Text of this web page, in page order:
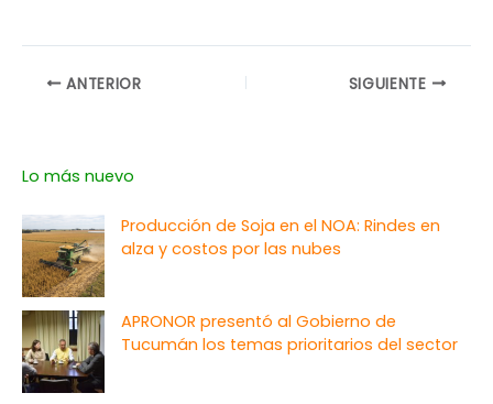
ANTERIOR SIGUIENTE
Lo más nuevo
Producción de Soja en el NOA: Rindes en
alza y costos por las nubes
APRONOR presentó al Gobierno de
Tucumán los temas prioritarios del sector